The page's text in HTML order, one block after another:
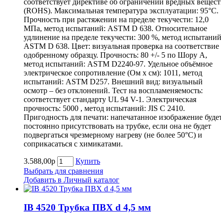
(ROHS). Максимальная температура эксплуатации: 95°С.
Прочность при растяжении на пределе текучести: 12,0
МПа, метод испытаний: ASTM D 638. Относительное
удлинение на пределе текучести: 300 %, метод
ASTM D 638. Цвет: визуальная проверка на соответствие
одобренному образцу. Прочность: 80 +/- 5 по Шору А,
метод испытаний: ASTM D2240-97. Удельное объёмное
электрическое сопротивление (Ом х см): 1011, метод
испытаний: ASTM D257. Внешний вид: визуальный
осмотр – без отклонений. Тест на воспламеняемость:
соответствует стандарту UL 94 V-1. Электрическая
прочность: 5000 , метод испытаний: JIS C 2410.
Пригодность для печати: напечатанное изображение
постоянно присутствовать на трубке, если она не будет
подвергаться чрезмерному нагреву (не более 50°С) и
соприкасаться с химикатами.
3.588,00р
Купить
Выбрать для сравнения
Добавить в Личный каталог
IB 4520 Трубка ПВХ d 4,5 мм